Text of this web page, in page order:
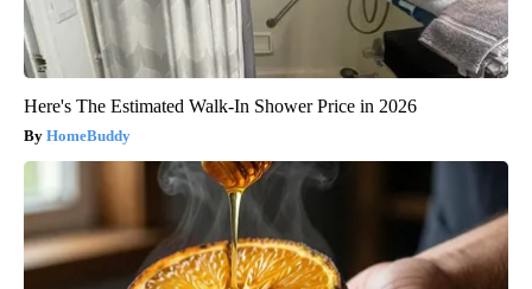
Here's The Estimated Walk-In Shower Price in 2026
HomeBuddy